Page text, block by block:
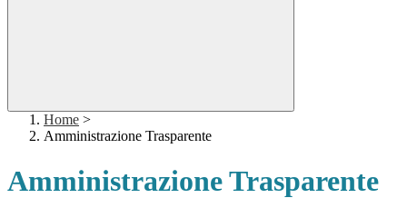
Home >
Amministrazione Trasparente
Amministrazione Trasparente